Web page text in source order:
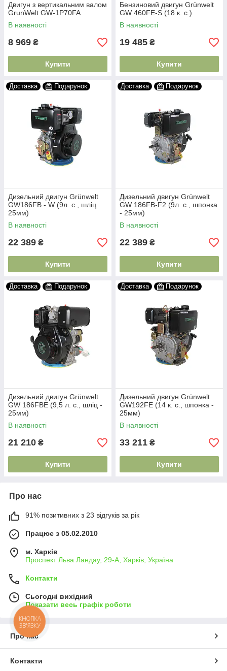
Двигун з вертикальним валом
GrunWelt GW-1P70FA
В наявності
8 969 ₴
Купити
Бензиновий двигун Grünwelt
GW 460FE-S (18 к. с.)
В наявності
19 485 ₴
Купити
Доставка Подарунок
Дизельний двигун Grünwelt
GW186FB - W (9л. с., шліц
25мм)
В наявності
22 389 ₴
Купити
Доставка Подарунок
Дизельний двигун Grünwelt
GW 186FB-F2 (9л. с., шпонка
- 25мм)
В наявності
22 389 ₴
Купити
Доставка Подарунок
Дизельний двигун Grünwelt
GW 186FBE (9,5 л. с., шліц -
25мм)
В наявності
21 210 ₴
Купити
Доставка Подарунок
Дизельний двигун Grünwelt
GW192FE (14 к. с., шпонка -
25мм)
В наявності
33 211 ₴
Купити
Про нас
91% позитивних з 23 відгуків за рік
Працює з 05.02.2010
м. Харків
Проспект Льва Ландау, 29-А, Харків, Україна
Контакти
Сьогодні вихідний
Показати весь графік роботи
Про нас
Контакти
КНОПКА
ЗВ'ЯЗКУ